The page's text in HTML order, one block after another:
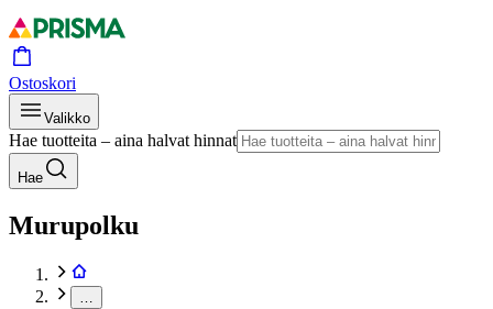
Ostoskori
Valikko
Hae tuotteita – aina halvat hinnat
Hae
Murupolku